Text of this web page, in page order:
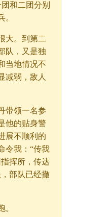
和二团分别
大。到第二
队，又是独
当地情况不
减弱，敌人
带领一名参
他的贴身警
展不顺利的
令我：“传我
挥所，传达
部队已经撤